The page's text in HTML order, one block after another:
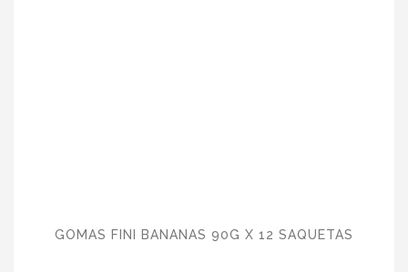
GOMAS FINI BANANAS 90G X 12 SAQUETAS